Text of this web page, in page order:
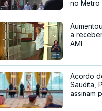
no Metro
a
AMI
Acordo
Saudita,
assinam